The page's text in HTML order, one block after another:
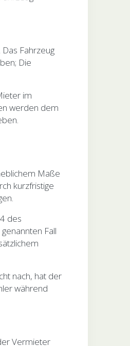
Fahrzeug
Die
im
werden dem
Maße
kurzfristige
des
Fall
nach, hat der
während
Vermieter